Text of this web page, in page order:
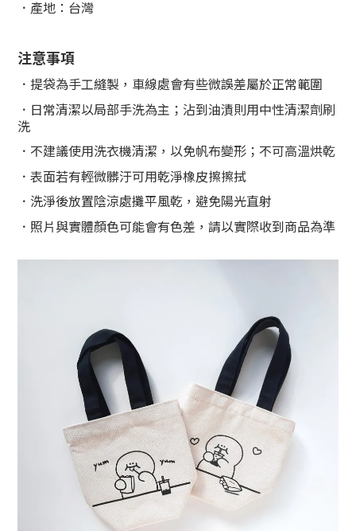
．產地：台灣
注意事項
．提袋為手工縫製，車線處會有些微誤差屬於正常範圍
．日常清潔以局部手洗為主；沾到油漬則用中性清潔劑刷
洗
．不建議使用洗衣機清潔，以免帆布變形；不可高溫烘乾
．表面若有輕微髒汙可用乾淨橡皮擦擦拭
．洗淨後放置陰涼處攤平風乾，避免陽光直射
． 照片與實體顏色可能會有色差，請以實際收到商品為準